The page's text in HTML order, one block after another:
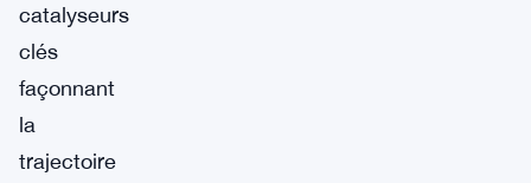
catalyseurs
clés
façonnant
la
trajectoire